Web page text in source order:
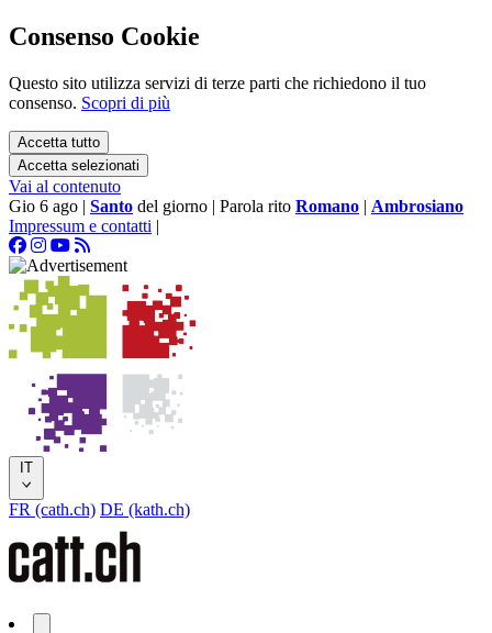
Consenso Cookie
Questo sito utilizza servizi di terze parti che richiedono il tuo
consenso. Scopri di più
Accetta tutto
Accetta selezionati
Vai al contenuto
Gio 6 ago | Santo del giorno | Parola rito Romano | Ambrosiano
Impressum e contatti |
IT
FR (cath.ch) DE (kath.ch)